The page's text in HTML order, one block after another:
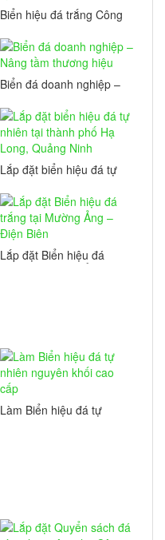
Biển hiệu đá trắng Công
đại biểu đảng bộ tỉnh
Thái Nguyên lần 21
nhiệm kỳ 2025-2030
Biển đá doanh nghiệp –
Lắp đặt biển hiệu đá tự
Long, Quảng Ninh
Lắp đặt Biển hiệu đá
Làm Biển hiệu đá tự